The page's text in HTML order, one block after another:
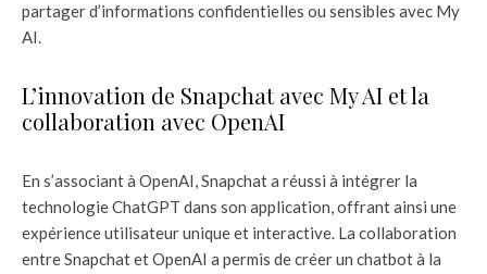
partager d’informations confidentielles ou sensibles avec My
AI.
L’innovation de Snapchat avec My AI et la
collaboration avec OpenAI
En s’associant à OpenAI, Snapchat a réussi à intégrer la
technologie ChatGPT dans son application, offrant ainsi une
expérience utilisateur unique et interactive. La collaboration
entre Snapchat et OpenAI a permis de créer un chatbot à la